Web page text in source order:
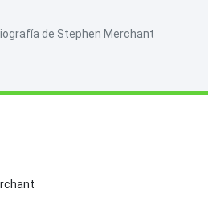
de Stephen Merchant